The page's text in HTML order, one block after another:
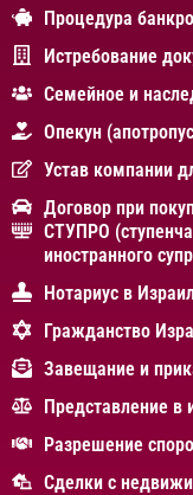
Истребование
Cемейное и
Опекун
Устав компании
Договор при
СТУПРО
иностранного
Нотариус в
Гражданство
Завещание и
Представление в
Разрешение
Сделки с